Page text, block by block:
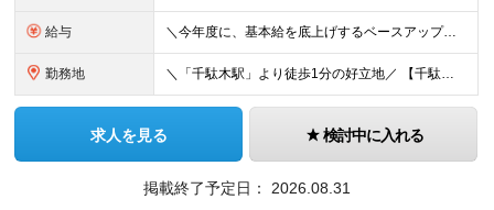
給与 ＼今年度に、基本給を底上げするベースアップを実施！／ ◆月給23万～40万円＋賞与年2回＋交通費全額支給 ※経験・資格・能力等を考慮の上、当社規定により優遇します。 ※上記の金額に加えて、時間外手当
勤務地 ＼「千駄木駅」より徒歩1分の好立地／ 【千駄木営業所】 東京都文京区千駄木3-31-12 ワコーレ千駄木ビル4階 ☆他の拠点でも募集中！ 【関西営業所】 大阪府大阪市西区西本町1-7-21 ニシモト
求人を見る 検討中に入れる
掲載終了予定日： 2026.08.31